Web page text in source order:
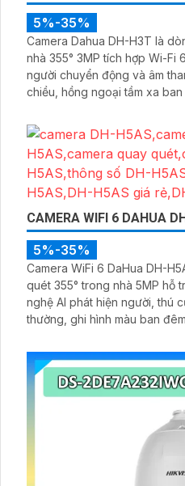
5%-35%
Camera Dahua DH-H3T là
nhà 355° 3MP tích hợp Wi-Fi
người chuyển động và âm
chiều, hồng ngoại tầm xa
DMSS
CAMERA WIFI 6 DAHUA
5%-35%
Camera WiFi 6 DaHua DH-
quét 355° trong nhà 5MP hỗ
nghệ AI phát hiện người, thú
thường, ghi hình màu ban
dụng DMSS,